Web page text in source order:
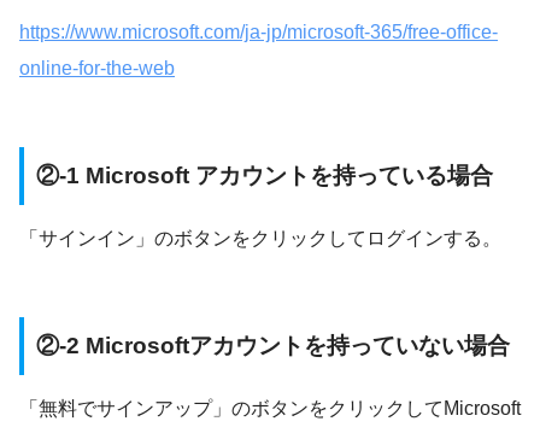
https://www.microsoft.com/ja-jp/microsoft-365/free-office-
online-for-the-web
②-1 Microsoft アカウントを持っている場合
「サインイン」のボタンをクリックしてログインする。
②-2 Microsoftアカウントを持っていない場合
「無料でサインアップ」のボタンをクリックしてMicrosoft